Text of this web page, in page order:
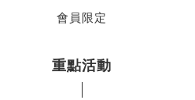
會員限定
重點活動